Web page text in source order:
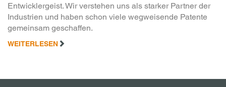
Entwicklergeist. Wir verstehen uns als starker Partner der
Industrien und haben schon viele wegweisende Patente
gemeinsam geschaffen.
WEITERLESEN